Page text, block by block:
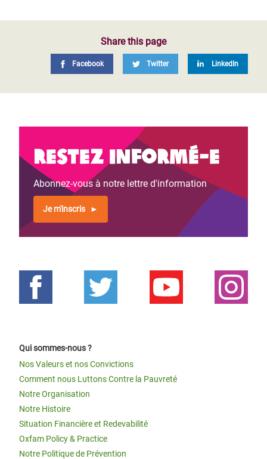
Share this page
Facebook Twitter LinkedIn
Restez informé-e
Abonnez-vous à notre lettre d'information
Je m'inscris
Qui sommes-nous ?
Nos Valeurs et nos Convictions
Comment nous Luttons Contre la Pauvreté
Notre Organisation
Notre Histoire
Situation Financière et Redevabilité
Oxfam Policy & Practice
Notre Politique de Prévention